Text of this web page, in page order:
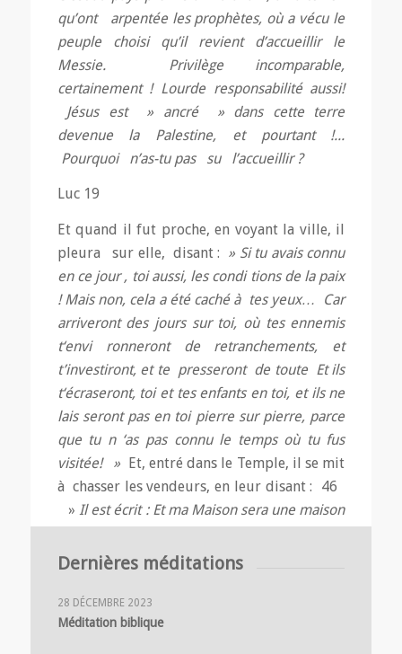
qu’ont arpentée les prophètes, où a vécu le
peuple choisi qu’il revient d’accueillir le
Messie. Privilège incomparable,
certainement ! Lourde responsabilité aussi!
Jésus est
» ancré » dans cette terre
devenue la Palestine, et pourtant !...
Pourquoi n’as-tu pas su l’accueillir ?
Luc 19
Et quand il fut proche, en voyant la ville, il
pleura sur elle, disant : » Si tu avais connu
en ce jour, toi aussi, les condi ­tions de la paix
! Mais non, cela a été caché à tes yeux… Car
arriveront des jours sur toi, où tes ennemis
t‘envi ­ronneront de retranchements, et
t’investiront, et te presseront de toute Et ils
t‘écraseront, toi et tes enfants en toi, et ils ne
lais ­seront pas en toi pierre sur pierre, parce
que tu n ‘as pas connu le temps où tu fus
visitée! » Et, entré dans le Temple, il se mit
à chasser les vendeurs, en leur disant : 46
» Il est écrit : Et ma Maison sera une maison
caverne de brigands.«
Dernières méditations
28 DÉCEMBRE 2023
Méditation biblique